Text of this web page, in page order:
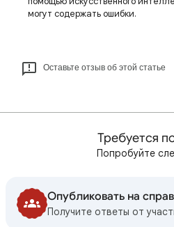
могут содержать ошибки.
Оставьте отзыв об этой статье
Требуется
Попробуйте
Опубликовать на
Получите ответы от